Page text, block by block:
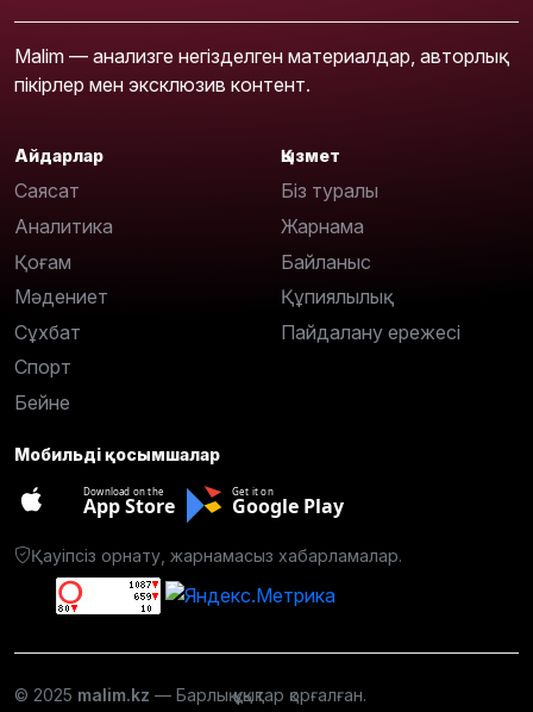
Malim — анализге негізделген материалдар, авторлық
пікірлер мен эксклюзив контент.
Айдарлар
Саясат
Аналитика
Қоғам
Мәдениет
Сұхбат
Спорт
Бейне
Қызмет
Біз туралы
Жарнама
Байланыс
Құпиялылық
Пайдалану ережесі
Мобильді қосымшалар
Download on the
App Store
Get it on
Google Play
Қауіпсіз орнату, жарнамасыз хабарламалар.
© 2025 malim.kz — Барлық құқықтар қорғалған.